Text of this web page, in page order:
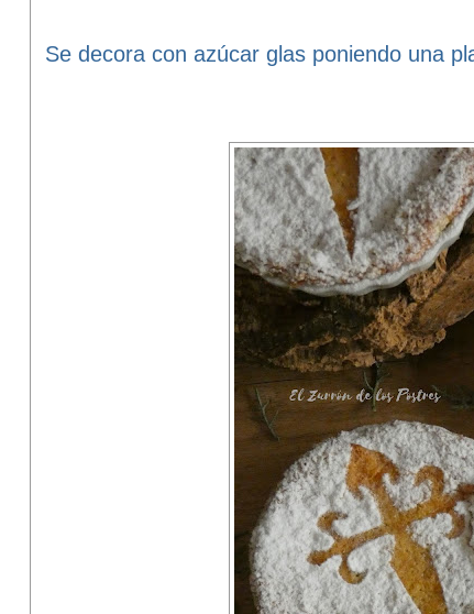
Se decora con azúcar glas poniendo una